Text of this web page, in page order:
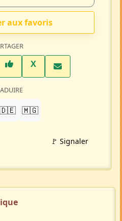
aux favoris
Facebook
XTwitter X
🇩🇪 🇲🇬
🚩 Signaler